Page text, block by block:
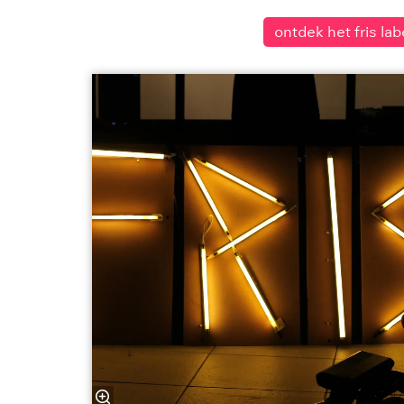
ontdek het fris